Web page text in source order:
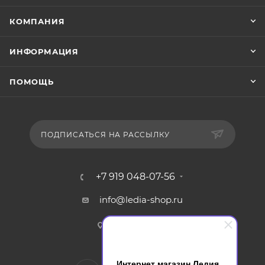
КОМПАНИЯ
ИНФОРМАЦИЯ
ПОМОЩЬ
ПОДПИСАТЬСЯ НА РАССЫЛКУ
+7 919 048-07-56
info@ledia-shop.ru